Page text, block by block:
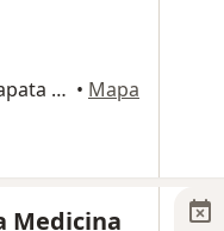
EDIFICIO ULTRALASER Emiliano Zapata No.201 esquina Juan Aldama Toluca, Estado de Mexico, Toluca • Mapa
Medicina